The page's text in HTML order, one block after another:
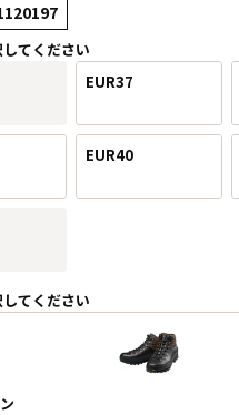
てください
EUR37
EUR40
てください